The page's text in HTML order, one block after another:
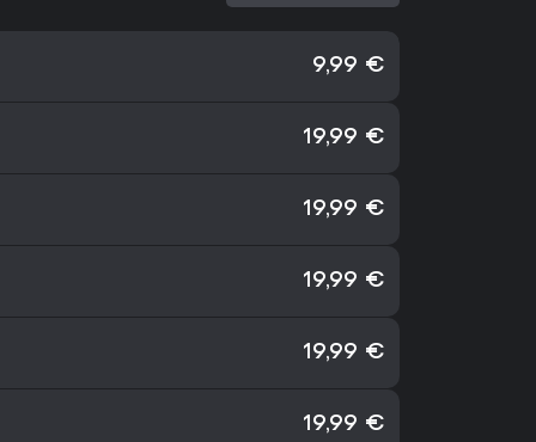
9,99 €
19,99 €
19,99 €
19,99 €
19,99 €
19,99 €